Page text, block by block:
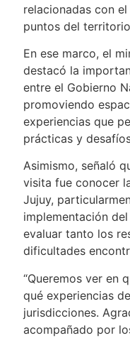
relacionadas con
puntos del
En ese marco, el
destacó la
entre el Gobierno
promoviendo
experiencias que
prácticas y
Asimismo, señaló
visita fue conocer
Jujuy,
implementación
evaluar tanto los
dificultades
“Queremos ver en
qué experiencias
jurisdicciones.
acompañado por